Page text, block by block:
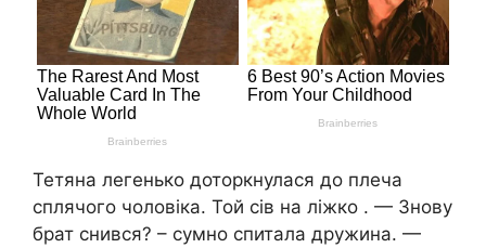
Тетяна легенько доторкнулася до плеча
сплячого чоловіка. Той сів на ліжко . — Знову
брат снився? – сумно спитала дружина. —